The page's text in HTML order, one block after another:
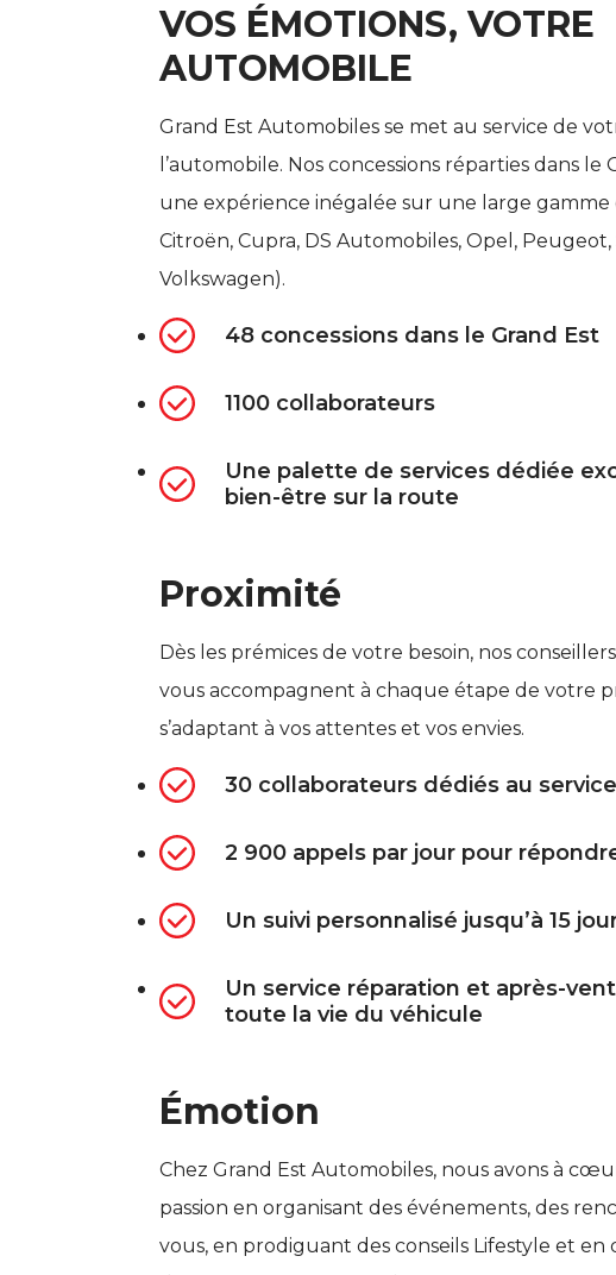
VOS ÉMOTIONS, VOTRE
AUTOMOBILE
Grand Est Automobiles se met au service de
l’automobile. Nos concessions réparties dans
une expérience inégalée sur une large gamme
Citroën, Cupra, DS Automobiles, Opel, Peugeot,
Volkswagen).
48 concessions dans le Grand Est
1100 collaborateurs
Une palette de services dédiée
bien-être sur la route
Proximité
Dès les prémices de votre besoin, nos
vous accompagnent à chaque étape de votre
s’adaptant à vos attentes et vos envies.
30 collaborateurs dédiés au
2 900 appels par jour pour
Un suivi personnalisé jusqu’à 15
Un service réparation et après-
toute la vie du véhicule
Émotion
Chez Grand Est Automobiles, nous avons à
passion en organisant des événements, des
vous, en prodiguant des conseils Lifestyle et